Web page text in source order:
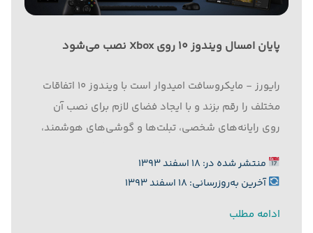
پایان امسال ویندوز ۱۰ روی Xbox نصب می‌شود
رایورز - مایکروسافت امیدوار است با ویندوز ۱۰ اتفاقات
مختلف را رقم بزند و با ایجاد فضای لازم برای نصب آن
روی رایانه‌های شخصی، تبلت‌ها و گوشی‌های هوشمند،
نقل از سی‌نت، با همه این تفاسیر...
منتشر شده در: ۱۸ اسفند ۱۳۹۳
آخرین به‌روزرسانی: ۱۸ اسفند ۱۳۹۳
ادامه مطلب